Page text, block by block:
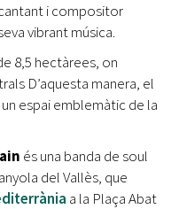
i compositor
vibrant música.
8,5 hectàrees, on
D’aquesta manera, el
espai emblemàtic de la
és una banda de soul
del Vallès, que
a la Plaça Abat